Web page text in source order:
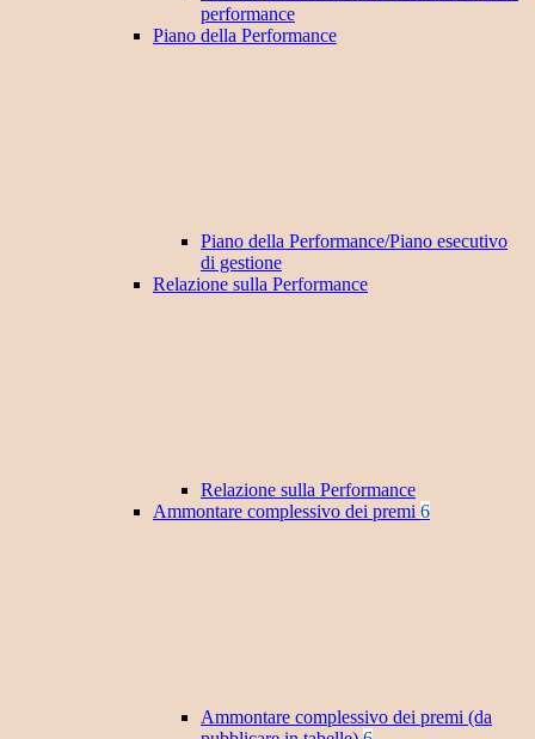
performance
Piano della Performance
Piano della Performance/Piano esecutivo
di gestione
Relazione sulla Performance
Relazione sulla Performance
Ammontare complessivo dei premi 6
Ammontare complessivo dei premi (da